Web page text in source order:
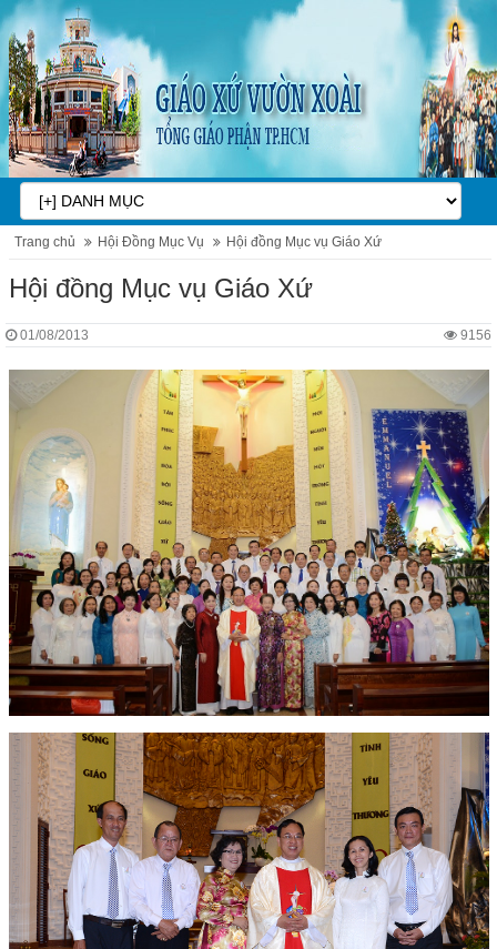
Trang chủ Hội Đồng Mục Vụ Hội đồng Mục vụ Giáo Xứ
Hội đồng Mục vụ Giáo Xứ
01/08/2013 9156